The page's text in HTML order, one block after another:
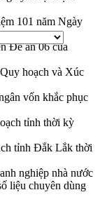
101 năm Ngày
Đề án 06 của
hoạch và Xúc
vốn khắc phục
tỉnh thời kỳ
tỉnh Đắk Lắk thời
nghiệp nhà nước
liệu chuyên dùng